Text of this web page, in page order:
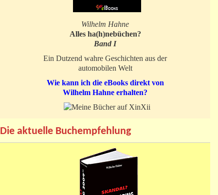
Wilhelm Hahne
Alles ha(h)nebüchen?
Band I
Ein Dutzend wahre Geschichten aus der
automobilen Welt
Wie kann ich die eBooks direkt von
Wilhelm Hahne erhalten?
Die aktuelle Buchempfehlung